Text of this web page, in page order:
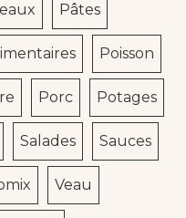
Pâtes
Poisson
Porc Potages
Salades Sauces
Veau